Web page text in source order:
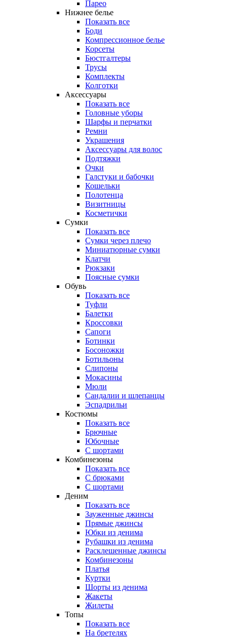
Парео
Нижнее белье
Показать все
Боди
Компрессионное белье
Корсеты
Бюстгалтеры
Трусы
Комплекты
Колготки
Аксессуары
Показать все
Головные уборы
Шарфы и перчатки
Ремни
Украшения
Аксессуары для волос
Подтяжки
Очки
Галстуки и бабочки
Кошельки
Полотенца
Визитницы
Косметички
Сумки
Показать все
Сумки через плечо
Миниатюрные cумки
Клатчи
Рюкзаки
Поясные сумки
Обувь
Показать все
Туфли
Балетки
Кроссовки
Сапоги
Ботинки
Босоножки
Ботильоны
Слипоны
Мокасины
Мюли
Сандалии и шлепанцы
Эспадрильи
Костюмы
Показать все
Брючные
Юбочные
С шортами
Комбинезоны
Показать все
С брюками
С шортами
Деним
Показать все
Зауженные джинсы
Прямые джинсы
Юбки из денима
Рубашки из денима
Расклешенные джинсы
Комбинезоны
Платья
Куртки
Шорты из денима
Жакеты
Жилеты
Топы
Показать все
На бретелях